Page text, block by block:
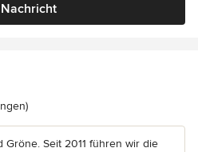
Nachricht
3 von 5 Sternen
Seit 2011 führen wir die